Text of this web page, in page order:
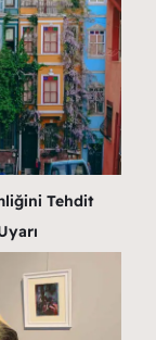
Tehdit